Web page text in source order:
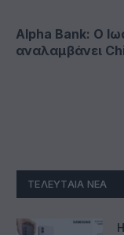
Alpha Bank: Ο
αναλαμβάνει
ΤΕΛΕΥΤΑΊΑ ΝΈΑ